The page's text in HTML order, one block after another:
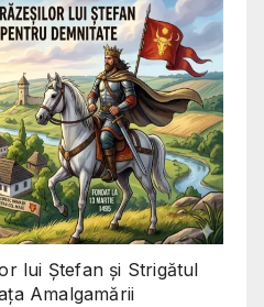
lui Ștefan și Strigătul
Amalgamării